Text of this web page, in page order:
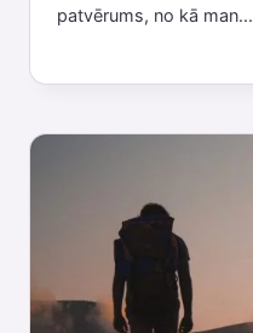
patvērums, no kā man...